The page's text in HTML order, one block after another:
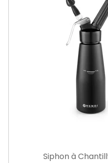
Siphon à